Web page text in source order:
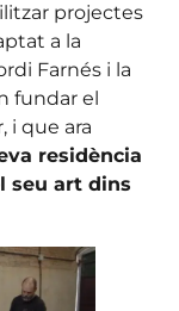
projectes
a la
Farnés i la
fundar el
i que ara
residència
seu art dins